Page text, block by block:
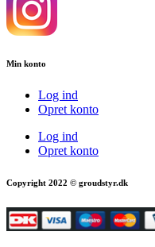
Min konto
Log ind
Opret konto
Log ind
Opret konto
Copyright 2022 © groudstyr.dk